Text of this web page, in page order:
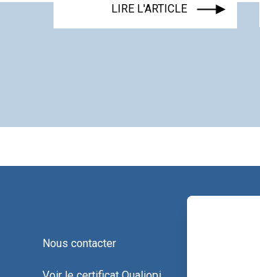
LIRE L'ARTICLE
Nous contacter